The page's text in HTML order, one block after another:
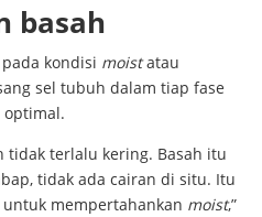
basah
kondisi moistatau
sel tubuh dalam tiap fase
optimal.
terlalu kering. Basah itu
tidak ada cairan di situ. Itu
mempertahankan moist,”